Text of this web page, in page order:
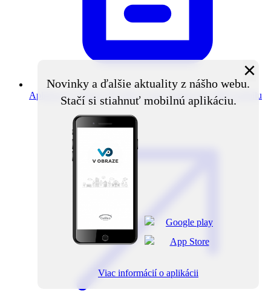
Aplikácia V obraze Novinky z obce priamo do vášho mobilu
Novinky a ďalšie aktuality z nášho webu.
Stačí si stiahnuť mobilnú aplikáciu.
×
Viac informácií o aplikácii